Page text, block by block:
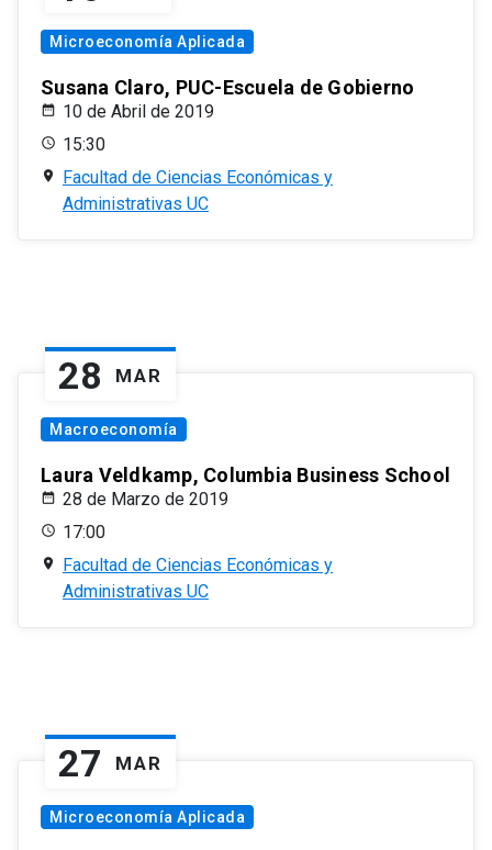
Microeconomía Aplicada
Susana Claro, PUC-Escuela de Gobierno
10 de Abril de 2019
15:30
Facultad de Ciencias Económicas y
Administrativas UC
28 MAR
Macroeconomía
Laura Veldkamp, Columbia Business School
28 de Marzo de 2019
17:00
Facultad de Ciencias Económicas y
Administrativas UC
27 MAR
Microeconomía Aplicada